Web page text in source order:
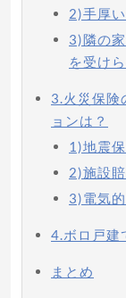
2)手厚
3)隣の
を受け
3.火災保険
ョンは？
1)地震
2)施設
3)電気
4.ボロ戸建
まとめ